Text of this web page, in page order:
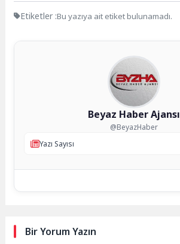
Etiketler :Bu yazıya ait etiket bulunamadı.
Beyaz Haber Ajansı
@BeyazHaber
Yazı Sayısı
Bir Yorum Yazın